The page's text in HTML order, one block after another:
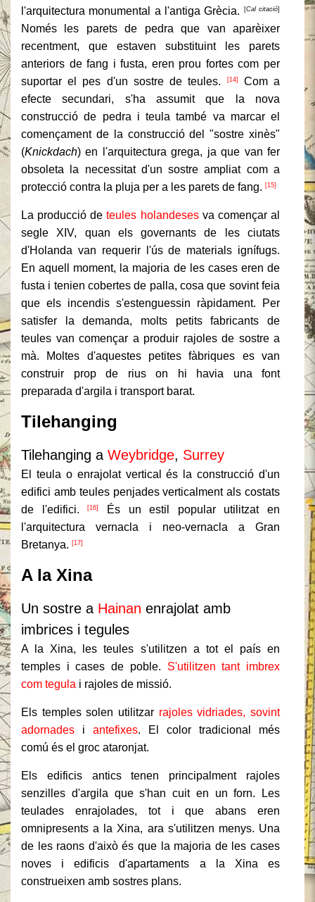
l'arquitectura monumental a l'antiga Grècia.
[Cal citació]
Només les parets de pedra que van aparèixer
recentment, que estaven substituint les parets
anteriors de fang i fusta, eren prou fortes com per
suportar el pes d'un sostre de teules.
[14]
Com a
efecte secundari, s'ha assumit que la nova
construcció de pedra i teula també va marcar el
començament de la construcció del "sostre xinès"
(Knickdach) en l'arquitectura grega, ja que van fer
obsoleta la necessitat d'un sostre ampliat com a
protecció contra la pluja per a les parets de fang. [15]
La producció deteules holandesesva començar al
segle XIV, quan els governants de les ciutats
d'Holanda van requerir l'ús de materials ignífugs.
En aquell moment, la majoria de les cases eren de
fusta i tenien cobertes de palla, cosa que sovint feia
que els incendis s'estenguessin ràpidament. Per
satisfer la demanda, molts petits fabricants de
teules van començar a produir rajoles de sostre a
mà. Moltes d'aquestes petites fàbriques es van
construir prop de rius on hi havia una font
preparada d'argila i transport barat.
Tilehanging
Tilehanging a Weybridge, Surrey
El teula o enrajolat vertical és la construcció d'un
edifici amb teules penjades verticalment als costats
de l'edifici.[16]
És un estil popular utilitzat en
l'arquitectura vernacla i neo-vernacla a Gran
Bretanya. [17]
A la Xina
Un sostre a Hainan enrajolat amb
imbrices i tegules
A la Xina, les teules s'utilitzen a tot el país en
temples i cases de poble. S'utilitzen tant imbrex
com tegula i rajoles de missió.
Els temples solen utilitzar rajoles vidriades, sovint
adornades i antefixes. El color tradicional més
comú és el groc ataronjat.
Els edificis antics tenen principalment rajoles
senzilles d'argila que s'han cuit en un forn. Les
teulades enrajolades, tot i que abans eren
omnipresents a la Xina, ara s'utilitzen menys. Una
de les raons d'això és que la majoria de les cases
noves i edificis d'apartaments a la Xina es
construeixen amb sostres plans.